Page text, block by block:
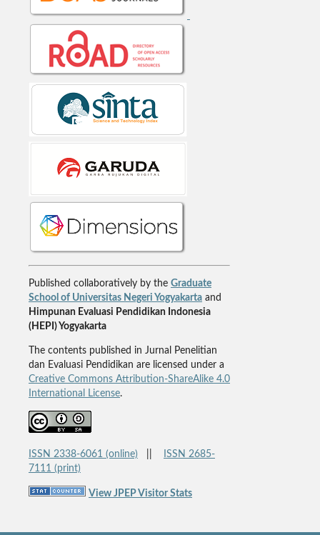
Published collaboratively by the Graduate
School of Universitas Negeri Yogyakartaand
Himpunan Evaluasi Pendidikan Indonesia
(HEPI) Yogyakarta
The contents published in Jurnal Penelitian
dan Evaluasi Pendidikan are licensed under a
Creative Commons Attribution-ShareAlike 4.0
International License.
ISSN 2338-6061 (online)
ISSN 2685-
7111 (print)
View JPEP Visitor Stats